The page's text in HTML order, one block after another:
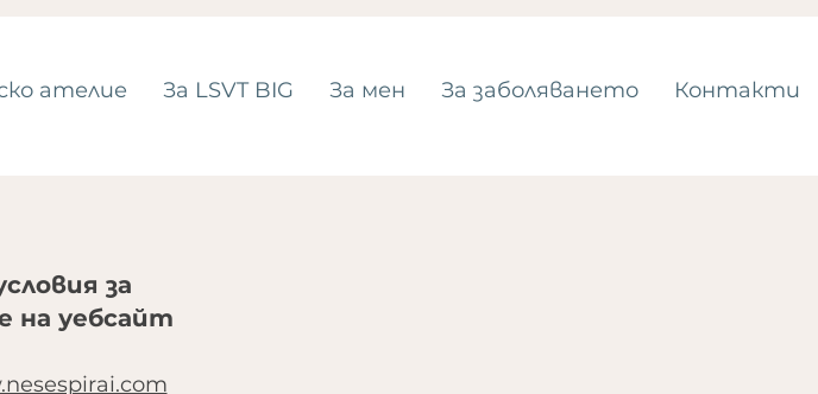
ателие За LSVT BIG За мен За заболяването Контакти
за
на уебсайт